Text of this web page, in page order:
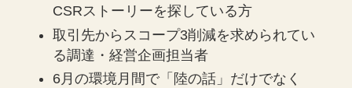
CSRストーリーを探している方
取引先からスコープ3削減を求められてい
る調達・経営企画担当者
6月の環境月間で「陸の話」だけでなく